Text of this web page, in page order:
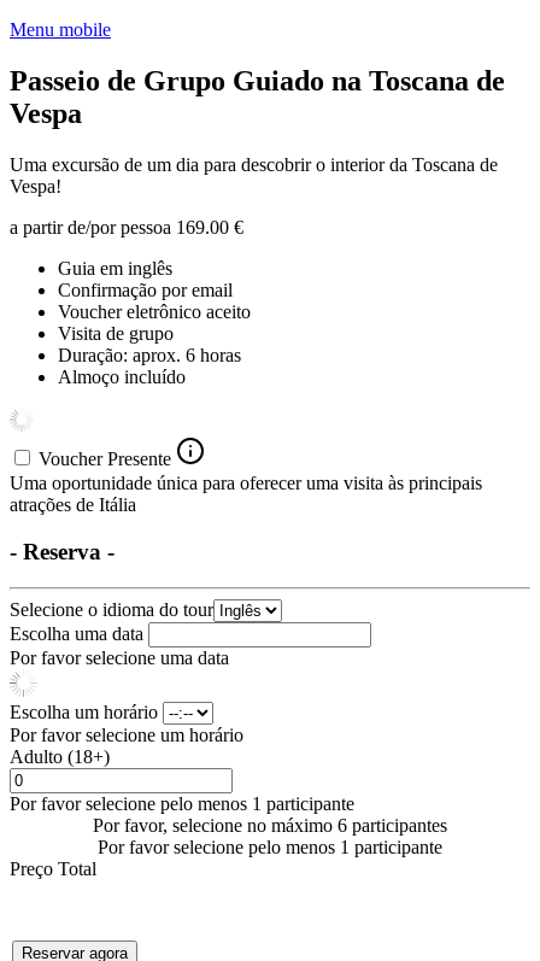
Menu mobile
Passeio de Grupo Guiado na Toscana de
Vespa
Uma excursão de um dia para descobrir o interior da Toscana de
Vespa!
a partir de/por pessoa 169.00 €
Guia em inglês
Confirmação por email
Voucher eletrônico aceito
Visita de grupo
Duração: aprox. 6 horas
Almoço incluído
Voucher Presente
Uma oportunidade única para oferecer uma visita às principais
atrações de Itália
- Reserva -
Selecione o idioma do tour
Escolha uma data
Por favor selecione uma data
Escolha um horário
Por favor selecione um horário
Adulto (18+)
Por favor selecione pelo menos 1 participante
Por favor, selecione no máximo 6 participantes
Por favor selecione pelo menos 1 participante
Preço Total
Reservar agora